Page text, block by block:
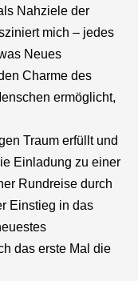
Nahziele der
mich – jedes
Neues
Charme des
ermöglicht,
Traum erfüllt und
Einladung zu einer
Rundreise durch
Einstieg in das
das erste Mal die